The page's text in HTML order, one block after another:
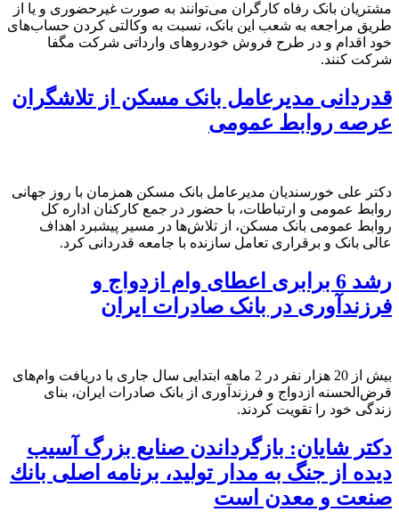
مشتریان بانک رفاه کارگران می‌توانند به صورت غیرحضوری و یا از
طریق مراجعه به شعب این بانک، نسبت به وکالتی کردن حساب‌های
خود اقدام و در طرح فروش خودروهای وارداتی شرکت مگفا
شرکت کنند.
قدردانی مدیرعامل بانک مسکن از تلاشگران
عرصه روابط عمومی
دکتر علی خورسندیان مدیرعامل بانک مسکن همزمان با روز جهانی
روابط عمومی و ارتباطات، با حضور در جمع کارکنان اداره کل
روابط عمومی بانک مسکن، از تلاش‌ها در مسیر پیشبرد اهداف
عالی بانک و برقراری تعامل سازنده با جامعه قدردانی کرد.
رشد 6 برابری اعطای وام ازدواج و
فرزندآوری در بانک صادرات ایران
​​بیش از 20 هزار نفر در 2 ماهه ابتدایی سال جاری با دریافت وام‌های
قرض‌الحسنه ازدواج و فرزندآوری از بانک صادرات ایران، بنای
زندگی خود را تقویت کردند.
دكتر شایان: بازگرداندن صنایع بزرگ آسیب
دیده از جنگ به مدار تولید، برنامه اصلی بانك
صنعت و معدن است